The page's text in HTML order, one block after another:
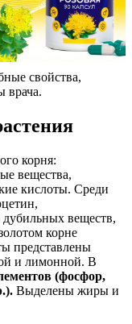
свойства,
врача.
корня:
вещества,
кислоты. Среди
веществ,
корне
представлены
и лимонной. В
(фосфор,
Выделены жиры и